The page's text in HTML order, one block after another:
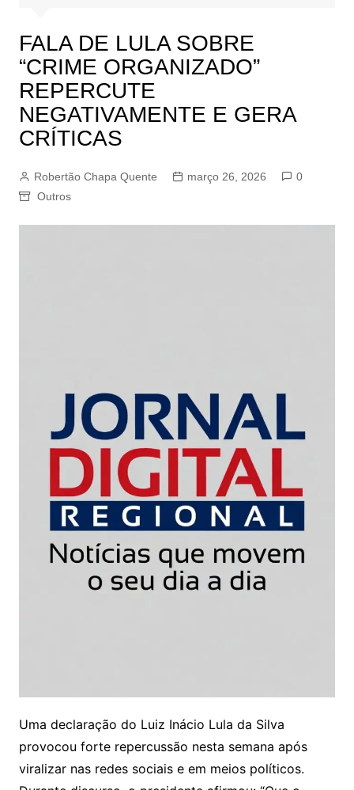
FALA DE LULA SOBRE
“CRIME ORGANIZADO”
REPERCUTE
NEGATIVAMENTE E GERA
CRÍTICAS
Robertão Chapa Quente março 26, 2026
0
Outros
Uma declaração do Luiz Inácio Lula da Silva
provocou forte repercussão nesta semana após
viralizar nas redes sociais e em meios políticos.